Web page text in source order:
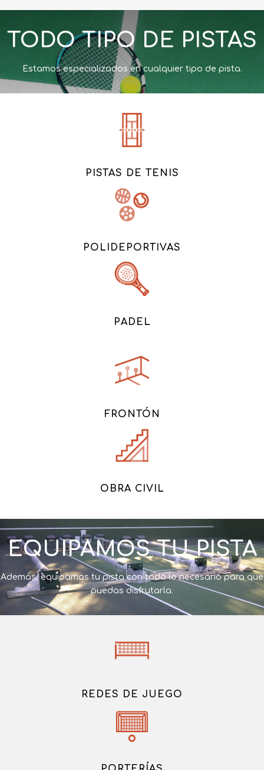
TODO TIPO DE PISTAS
Estamos especializados en cualquier tipo de pista.
PISTAS DE TENIS
POLIDEPORTIVAS
PADEL
FRONTÓN
OBRA CIVIL
EQUIPAMOS TU PISTA
Además, equipamos tu pista con todo lo necesario para que
puedas disfrutarla.
REDES DE JUEGO